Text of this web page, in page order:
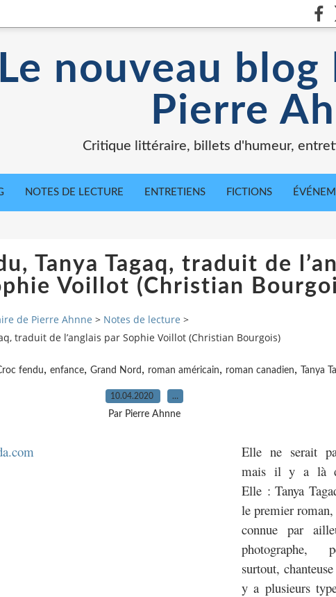
Le nouveau
Pierre
Critique littéraire, billets d'humeur,
NOTES DE LECTURE ENTRETIENS FICTIONS
Tanya Tagaq, traduit de
Voillot (Christian
de Pierre Ahnne > Notes de lecture >
traduit de l’anglais par Sophie Voillot (Christian Bourgois)
fendu, enfance, Grand Nord , roman américain, roman canadien, Tanya
10.04.2020 …
Par Pierre Ahnne
Elle ne serait
mais il y a là
Elle : Tanya
le premier
connue par
photographe,
surtout,
y a plusieurs